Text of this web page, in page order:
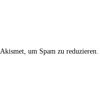
um Spam zu reduzieren.